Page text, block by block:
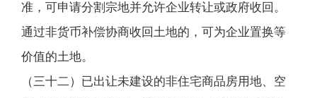
准，可申请分割宗地并允许企业转让或政府收回。
通过非货币补偿协商收回土地的，可为企业置换等
价值的土地。
（三十二）已出让未建设的非住宅商品房用地、空